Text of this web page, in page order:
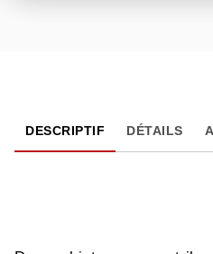
DESCRIPTIF DÉTAILS